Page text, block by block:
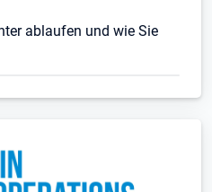
ablaufen und wie Sie